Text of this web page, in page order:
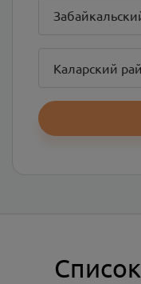
Каларский